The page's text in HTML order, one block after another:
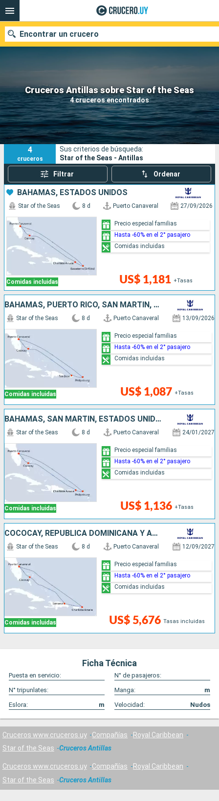
Cruceros Antillas sobre Star of the Seas
4 cruceros encontrados
Encontrar un crucero
Nuestros destinos
Fecha de salida
Puertos Compañías
Buscar
4
cruceros
Sus criterios de búsqueda:
Star of the Seas - Antillas
Filtrar Ordenar
BAHAMAS, ESTADOS UNIDOS
Comidas incluidas
Star of the Seas 8 d Puerto Canaveral 27/09/2026
US$ 1,181 +Tasas
Precio especial familias
Hasta -60% en el 2° pasajero
Comidas incluidas
BAHAMAS, PUERTO RICO, SAN MARTÍN, ESTADOS UNIDOS
Comidas incluidas
Star of the Seas 8 d Puerto Canaveral 13/09/2026
US$ 1,087 +Tasas
Precio especial familias
Hasta -60% en el 2° pasajero
Comidas incluidas
BAHAMAS, SAN MARTÍN, ESTADOS UNIDOS
Comidas incluidas
Star of the Seas 8 d Puerto Canaveral 24/01/2027
US$ 1,136 +Tasas
Precio especial familias
Hasta -60% en el 2° pasajero
Comidas incluidas
COCOCAY, REPUBLICA DOMINICANA Y ANTILLAS
Comidas incluidas
Star of the Seas 8 d Puerto Canaveral 12/09/2027
US$ 5,676 Tasas incluidas
Precio especial familias
Hasta -60% en el 2° pasajero
Comidas incluidas
Ficha Técnica
Puesta en servicio:
N° de pasajeros:
N° tripunlates:
Manga:
m
Eslora:
m Velocidad: Nudos
Cruceros www.cruceros.uy Compañías
Royal Caribbean
Star of the Seas
Cruceros Antillas
Cruceros www.cruceros.uy Compañías
Royal Caribbean
Star of the Seas
Cruceros Antillas